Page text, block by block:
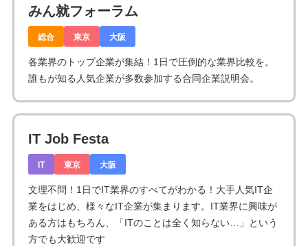
みん就フォーラム
総合 東京 大阪
各業界のトップ企業が集結！1日で圧倒的な業界比較を。
誰もが知る人気企業が多数参加する合同企業説明会。
IT Job Festa
IT 東京 大阪
文理不問！1日でIT業界のすべてがわかる！大手人気IT企
業をはじめ、様々なIT企業が集まります。IT業界に興味が
ある方はもちろん、「ITのことは全く知らない…」という
方でも大歓迎です